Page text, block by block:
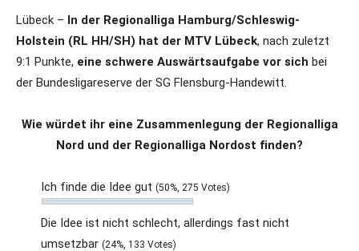
Lübeck – In der Regionalliga Hamburg/Schleswig-
Holstein (RL HH/SH) hat der MTV Lübeck, nach zuletzt
9:1 Punkte, eine schwere Auswärtsaufgabe vor sich bei
der Bundesligareserve der SG Flensburg-Handewitt.
Wie würdet ihr eine Zusammenlegung der Regionalliga
Nord und der Regionalliga Nordost finden?
Ich finde die Idee gut (50%, 275 Votes)
Die Idee ist nicht schlecht, allerdings fast nicht
umsetzbar (24%, 133 Votes)